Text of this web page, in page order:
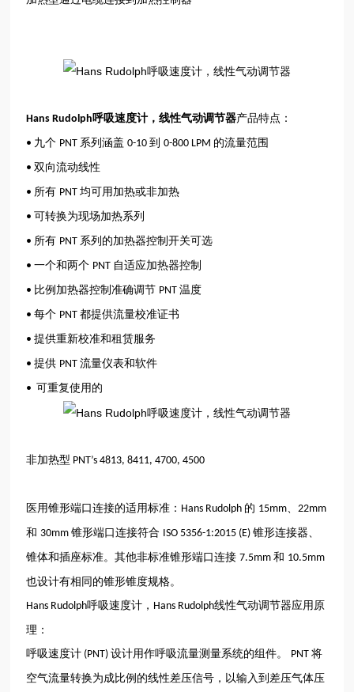
Hans Rudolph呼吸速度计，线性气动调节器产品特点：
• 九个 PNT 系列涵盖0-10到0-800 LPM 的流量范围
•双向流动线性
• 所有 PNT均可用加热或非加热
•可转换为现场加热系列
• 所有 PNT 系列的加热器控制开关可选
•一个和两个 PNT 自适应加热器控制
• 比例加热器控制准确调节 PNT温度
•每个 PNT都提供流量校准证书
•提供重新校准和租赁服务
•提供 PNT流量仪表和软件
•可重复使用的
非加热型 PNT’s 4813, 8411, 4700, 4500
医用锥形端口连接的适用标准： Hans Rudolph 的 15mm
22mm
和 30mm锥形端口连接符合 ISO 5356-1:2015 (E)锥形连接器、
锥体和插座标准。其他非标准锥形端口连接7.5mm和 10.5mm
也设计有相同的锥形锥度规格。
Hans Rudolph呼吸速度计， Hans Rudolph线性气动调节器应用原
理：
呼吸速度计 (PNT)设计用作呼吸流量测量系统的组件。 PNT将
空气流量转换为成比例的线性差压信号，以输入到差压气体压